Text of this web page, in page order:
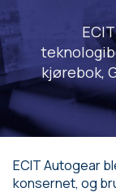
kjørebok,
ECIT Autogear
konsernet, og